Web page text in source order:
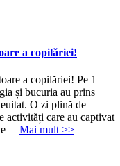
a copilăriei!
a copilăriei! Pe 1
și bucuria au prins
O zi plină de
activități care au captivat
– Mai mult >>